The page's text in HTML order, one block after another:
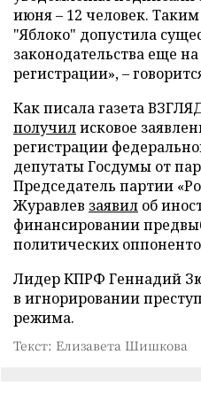
июня – 12 человек.
"Яблоко" допустила
законодательства еще
регистрации», –
Как писала газета
получилисковое
регистрации
депутаты Госдумы от
Председатель партии
Журавлев заявил об
финансировании
политических
Лидер КПРФ Геннадий
в игнорировании
режима.
Текст: Елизавета Шишкова